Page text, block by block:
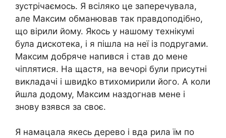
зустрічаємось. Я всіляко це заперечувала,
але Максим обманював так правдоподібно,
що вірили йому. Якось у нашому технікумі
була дискотека, і я пішла на неї із подругами.
Максим добряче напився і став до мене
чіплятися. На щастя, на вечорі були присутні
викладачі і швидkо втихомирили його. А коли
йшла додому, Максим наздогнав мене і
знову взявся за своє.
Я намацала якесь дерево і вда рила їм по